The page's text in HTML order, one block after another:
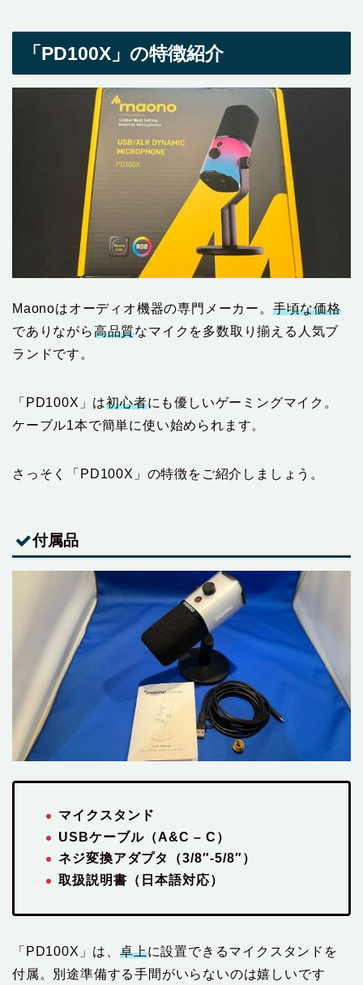
「PD100X」の特徴紹介
Maonoはオーディオ機器の専門メーカー。 手頃な価格
でありながら高品質なマイクを多数取り揃える人気ブ
ランドです。
「PD100X」は初心者にも優しいゲーミングマイク。
ケーブル1本で簡単に使い始められます。
さっそく「PD100X」の特徴をご紹介しましょう。
付属品
マイクスタンド
USBケーブル（A&C – C）
ネジ変換アダプタ（3/8″-5/8″）
取扱説明書（日本語対応）
「PD100X」は、 卓上に設置できるマイクスタンドを
付属。別途準備する手間がいらないのは嬉しいです